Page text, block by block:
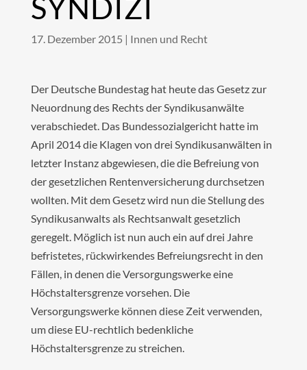
SYNDIZI
17. Dezember 2015 | Innen und Recht
Der Deutsche Bundestag hat heute das Gesetz zur
Neuordnung des Rechts der Syndikusanwälte
verabschiedet. Das Bundessozialgericht hatte im
April 2014 die Klagen von drei Syndikusanwälten in
letzter Instanz abgewiesen, die die Befreiung von
der gesetzlichen Rentenversicherung durchsetzen
wollten. Mit dem Gesetz wird nun die Stellung des
Syndikusanwalts als Rechtsanwalt gesetzlich
geregelt. Möglich ist nun auch ein auf drei Jahre
befristetes, rückwirkendes Befreiungsrecht in den
Fällen, in denen die Versorgungswerke eine
Höchstaltersgrenze vorsehen. Die
Versorgungswerke können diese Zeit verwenden,
um diese EU-rechtlich bedenkliche
Höchstaltersgrenze zu streichen.